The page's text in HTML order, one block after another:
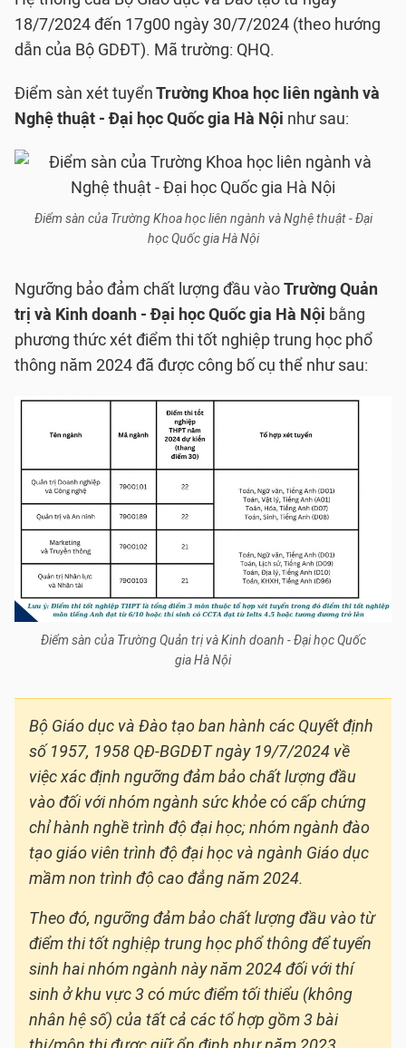
18/7/2024 đến 17g00 ngày 30/7/2024 (theo hướng
dẫn của Bộ GDĐT). Mã trường: QHQ.
Điểm sàn xét tuyểnTrường Khoa học liên ngành và
Nghệ thuật - Đại học Quốc gia Hà Nội như sau:
Điểm sàn của Trường Khoa học liên ngành và Nghệ thuật - Đại
học Quốc gia Hà Nội
Ngưỡng bảo đảm chất lượng đầu vàoTrường Quản
trị và Kinh doanh - Đại học Quốc gia Hà Nội bằng
phương thức xét điểm thi tốt nghiệp trung học phổ
thông năm 2024 đã được công bố cụ thể như sau:
Điểm sàn của Trường Quản trị và Kinh doanh - Đại học Quốc
gia Hà Nội
Bộ Giáo dục và Đào tạo ban hành các Quyết định
số 1957, 1958 QĐ-BGDĐT ngày 19/7/2024 về
việc xác định ngưỡng đảm bảo chất lượng đầu
vào đối với nhóm ngành sức khỏe có cấp chứng
chỉ hành nghề trình độ đại học; nhóm ngành đào
tạo giáo viên trình độ đại học và ngành Giáo dục
mầm non trình độ cao đẳng năm 2024.
Theo đó, ngưỡng đảm bảo chất lượng đầu vào từ
điểm thi tốt nghiệp trung học phổ thông để tuyển
sinh hai nhóm ngành này năm 2024 đối với thí
sinh ở khu vực 3 có mức điểm tối thiểu (không
nhân hệ số) của tất cả các tổ hợp gồm 3 bài